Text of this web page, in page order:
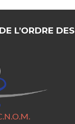
L’ORDRE DES